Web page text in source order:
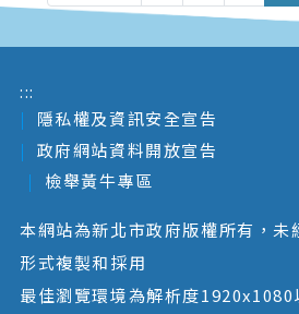
:::
隱私權及資訊安全宣告
政府網站資料開放宣告
檢舉黃牛專區
本網站為新北市政府版權所有，未
形式複製和採用
最佳瀏覽環境為解析度